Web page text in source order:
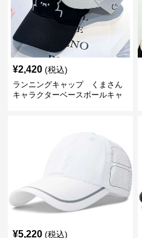
¥2,420 (税込)
ランニングキャップ くまさん
キャラクターベースボールキャ
¥5,220 (税込)